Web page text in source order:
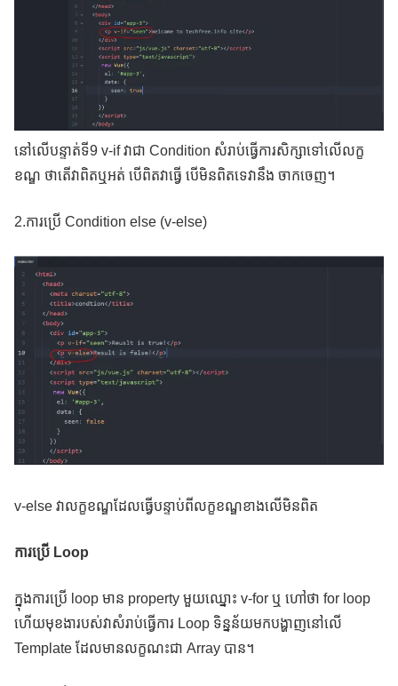
នៅលើបន្ទាត់ទី9 v-if វាជា Condition សំរាប់ធ្វើការសិក្សាទៅលើលក្ខ
ខណ្ឌ ថាតើវាពិតឬអត់ បើពិតវាធ្វើ បើមិនពិតទេវានឹង ចាកចេញ។
2.ការប្រើ Condition else (v-else)
v-else វាលក្ខខណ្ឌដែលធ្វើបន្ទាប់ពីលក្ខខណ្ឌខាងលើមិនពិត
ការប្រើ Loop
ក្នុងការប្រើ loop មាន property មួយឈ្នោះ v-for ឬ ហៅថា for loop
ហើយមុខងារបស់វាសំរាប់ធ្វើការ Loop ទិន្នន័យមកបង្ហាញនៅលើ
Template ដែលមានលក្ខណះជា Array បាន។